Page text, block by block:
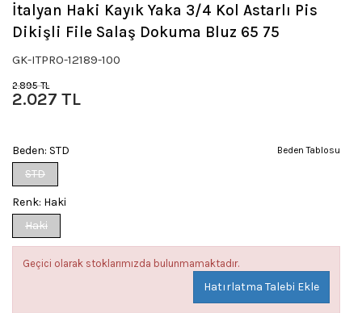
İtalyan Haki Kayık Yaka 3/4 Kol Astarlı Pis
Dikişli File Salaş Dokuma Bluz 65 75
GK-ITPRO-12189-100
2.895 TL
2.027 TL
Beden Tablosu
Beden: STD
STD
Renk: Haki
Haki
Geçici olarak stoklarımızda bulunmamaktadır.
Hatırlatma Talebi Ekle